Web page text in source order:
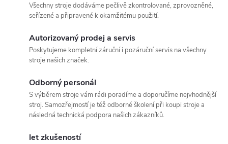
Všechny stroje dodáváme pečlivě zkontrolované, zprovozněné,
seřízené a připravené k okamžitému použití.
Autorizovaný prodej a servis
Poskytujeme kompletní záruční i pozáruční servis na všechny
stroje našich značek.
Odborný personál
S výběrem stroje vám rádi poradíme a doporučíme nejvhodnější
stroj. Samozřejmostí je též odborné školení při koupi stroje a
následná technická podpora našich zákazníků.
let zkušeností